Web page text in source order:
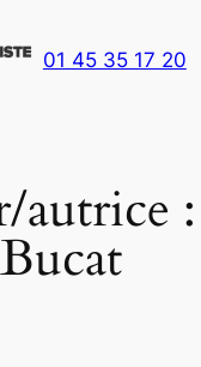
01 45 35 17 20
autrice :